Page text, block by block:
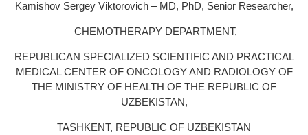
Kamishov Sergey Viktorovich – MD, PhD, Senior Researcher,
CHEMOTHERAPY DEPARTMENT,
REPUBLICAN SPECIALIZED SCIENTIFIC AND PRACTICAL
MEDICAL CENTER OF ONCOLOGY AND RADIOLOGY OF
THE MINISTRY OF HEALTH OF THE REPUBLIC OF
UZBEKISTAN,
TASHKENT, REPUBLIC OF UZBEKISTAN